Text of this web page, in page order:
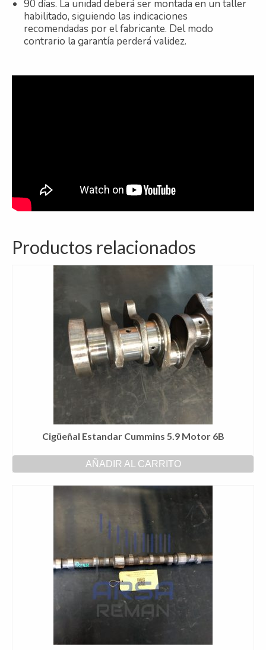
90 días. La unidad deberá ser montada en un taller
habilitado, siguiendo las indicaciones
recomendadas por el fabricante. Del modo
contrario la garantía perderá validez.
Productos relacionados
Cigüeñal Estandar Cummins 5.9 Motor 6B
AÑADIR AL CARRITO